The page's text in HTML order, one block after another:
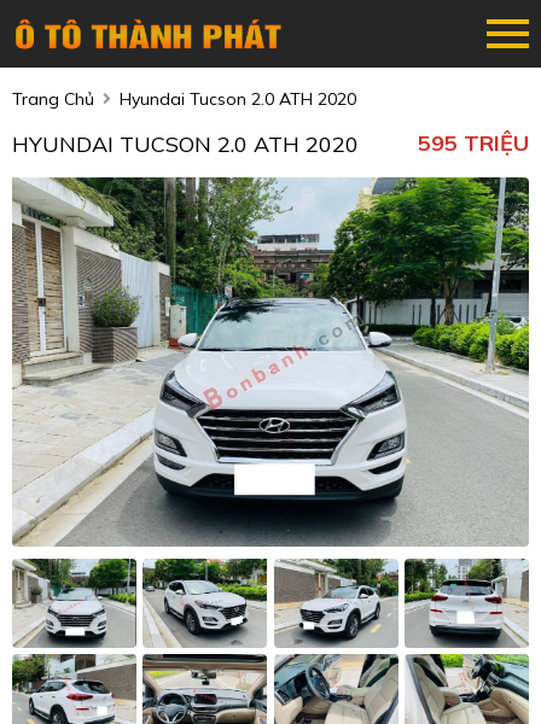
Trang Chủ Hyundai Tucson 2.0 ATH 2020
HYUNDAI TUCSON 2.0 ATH 2020 595 TRIỆU